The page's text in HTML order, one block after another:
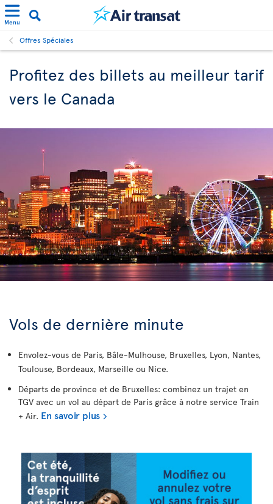
Menu
Offres Spéciales
Profitez des billets au meilleur tarif
vers le Canada
Vols de dernière minute
Envolez-vous de Paris, Bâle-Mulhouse, Bruxelles, Lyon, Nantes,
Toulouse, Bordeaux, Marseille ou Nice.
Départs de province et de Bruxelles: combinez un trajet en
TGV avec un vol au départ de Paris grâce à notre service Train
+ Air. En savoir plus